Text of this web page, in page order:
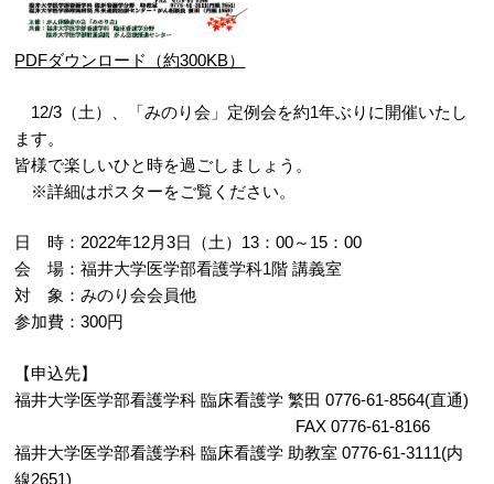
PDFダウンロード（約300KB）
12/3（土）、「みのり会」定例会を約1年ぶりに開催いたし
ます。
皆様で楽しいひと時を過ごしましょう。
※詳細はポスターをご覧ください。
日 時：2022年12月3日（土）13：00～15：00
会 場：福井大学医学部看護学科1階 講義室
対 象：みのり会会員他
参加費：300円
【申込先】
福井大学医学部看護学科 臨床看護学 繁田 0776-61-8564(直通)
FAX 0776-61-8166
福井大学医学部看護学科 臨床看護学 助教室 0776-61-3111(内
線2651)